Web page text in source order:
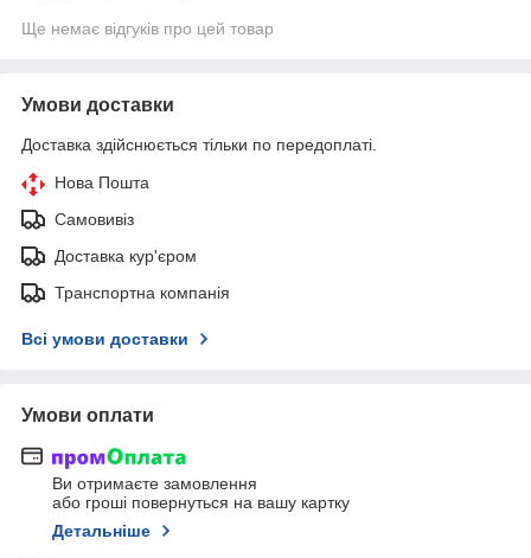
Ще немає відгуків про цей товар
Умови доставки
Доставка здійснюється тільки по передоплаті.
Нова Пошта
Самовивіз
Доставка кур'єром
Транспортна компанія
Всі умови доставки
Умови оплати
Ви отримаєте замовлення
або гроші повернуться на вашу картку
Детальніше